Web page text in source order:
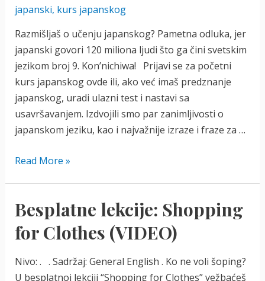
japanski, kurs japanskog
Razmišljaš o učenju japanskog? Pametna odluka, jer
japanski govori 120 miliona ljudi što ga čini svetskim
jezikom broj 9. Kon’nichiwa! Prijavi se za početni
kurs japanskog ovde ili, ako već imaš predznanje
japanskog, uradi ulazni test i nastavi sa
usavršavanjem. Izdvojili smo par zanimljivosti o
japanskom jeziku, kao i najvažnije izraze i fraze za …
Učimo
Read More »
Besplatne lekcije: Shopping
for Clothes (VIDEO)
Nivo: . . Sadržaj: General English . Ko ne voli šoping?
U besplatnoj lekciji “Shopping for Clothes” vežbaćeš